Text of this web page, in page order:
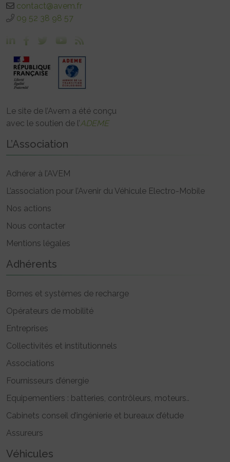
contact@avem.fr
09 52 38 98 57
Le site de l’Avem a été conçu
avec le soutien de l’ADEME
L’Association
Adhérer à l’AVEM
L’association pour l’Avenir du Véhicule Electro-Mobile
Nos actions
Nous contacter
Mentions légales
Adhérents
Bornes et systèmes de recharge
Opérateurs de mobilité
Entreprises
Collectivités et institutionnels
Associations
Fournisseurs d’énergie
Equipementiers : batteries, contrôleurs, moteurs..
Cabinets conseil d’ingénierie et bureaux d’étude
Assureurs
Véhicules